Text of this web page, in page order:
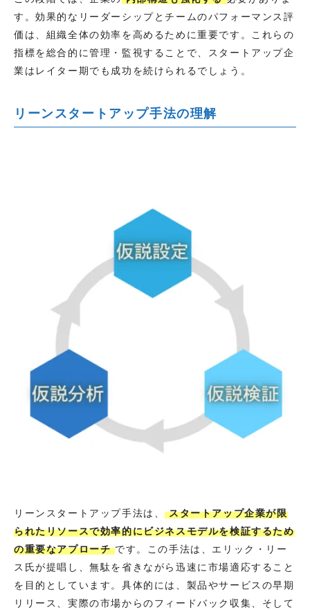
す。効果的なリーダーシップとチームのパフォーマンス評
価は、組織全体の効率を高めるために重要です。これらの
指標を総合的に管理・監視することで、スタートアップ企
業はレイター期でも成功を続けられるでしょう。
リーンスタートアップ手法の理解
リーンスタートアップ手法は、スタートアップ企業が限
られたリソースで効率的にビジネスモデルを検証するため
の重要なアプローチです。この手法は、エリック・リー
ス氏が提唱し、無駄を省きながら迅速に市場適応すること
を目的としています。具体的には、製品やサービスの早期
リリース、実際の市場からのフィードバック収集、そして